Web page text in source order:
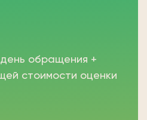
обращения +
стоимости оценки